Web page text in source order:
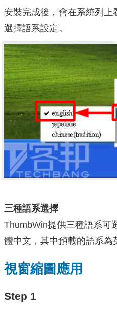
安裝完成後，會在系統列上
選擇語系設定。
三種語系選擇
ThumbWin提供三種語系可
體中文，其中預載的語系為
視窗縮圖應用
Step 1